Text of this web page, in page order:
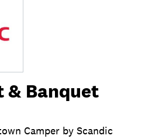
& Banquet
Camper by Scandic